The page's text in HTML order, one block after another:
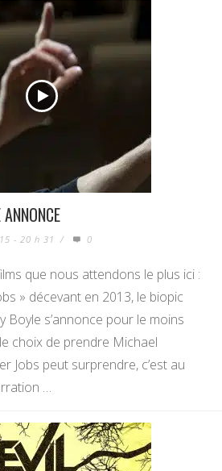
- 20 h 31 / 0
que nous attendons le plus ici :
» décevant en 2013, le biopic
Boyle s’annonce pour le moins
choix de prendre Michael
Jobs peut surprendre, c’est au
…